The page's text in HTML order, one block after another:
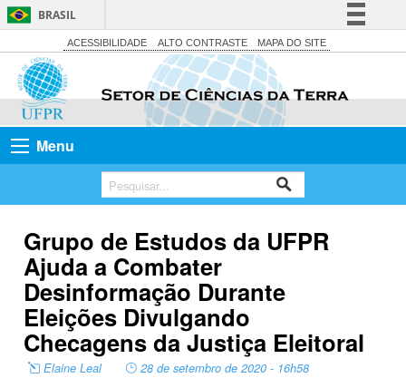
BRASIL
Simplifique!
Comunica BR
Participe
Acesso à informação
Canais
ACESSIBILIDADE ALTO CONTRASTE MAPA DO SITE
Menu
Grupo de Estudos da UFPR
Ajuda a Combater
Desinformação Durante
Eleições Divulgando
Checagens da Justiça Eleitoral
Elaine Leal 28 de setembro de 2020 - 16h58